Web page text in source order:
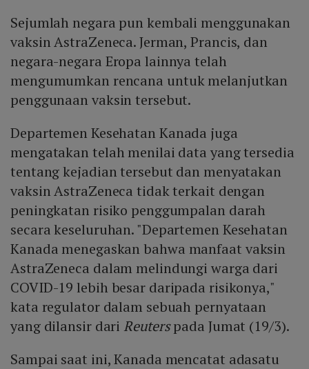
Sejumlah negara pun kembali menggunakan
vaksin AstraZeneca. Jerman, Prancis, dan
negara-negara Eropa lainnya telah
mengumumkan rencana untuk melanjutkan
penggunaan vaksin tersebut.
Departemen Kesehatan Kanada juga
mengatakan telah menilai data yang tersedia
tentang kejadian tersebut dan menyatakan
vaksin AstraZeneca tidak terkait dengan
peningkatan risiko penggumpalan darah
secara keseluruhan. "Departemen Kesehatan
Kanada menegaskan bahwa manfaat vaksin
AstraZeneca dalam melindungi warga dari
COVID-19 lebih besar daripada risikonya,"
kata regulator dalam sebuah pernyataan
yang dilansir dari Reuterspada Jumat (19/3).
Sampai saat ini, Kanada mencatat adasatu